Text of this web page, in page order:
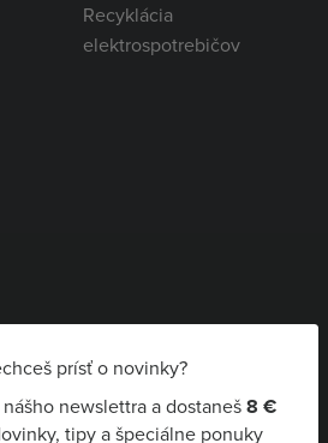
prísť o novinky?
newslettra a dostaneš8 €
tipy a špeciálne ponuky
Recyklácia
elektrospotrebičov